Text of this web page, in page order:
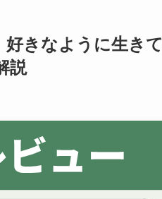
好きなように生きて
説